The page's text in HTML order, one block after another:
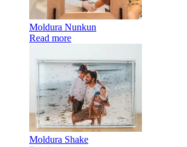
Moldura Nunkun
Read more
Moldura Shake